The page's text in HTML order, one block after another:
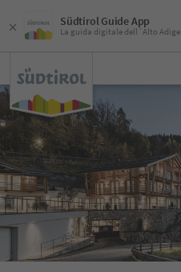
Südtirol Guide App
La guida digitale dell´Alto Adige